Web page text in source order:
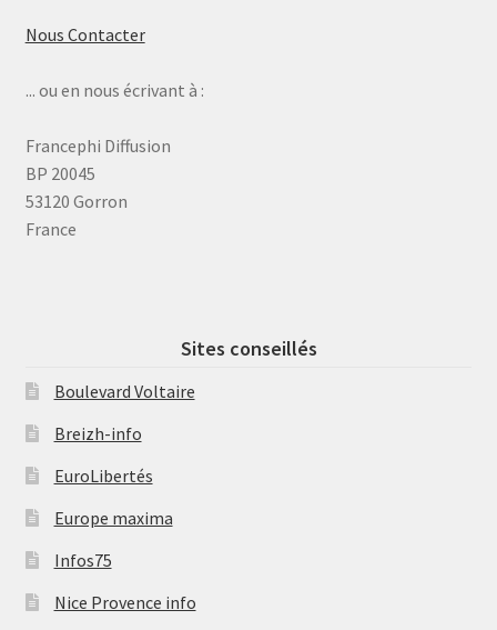
Nous Contacter
... ou en nous écrivant à :
Francephi Diffusion
BP 20045
53120 Gorron
France
Sites conseillés
Boulevard Voltaire
Breizh-info
EuroLibertés
Europe maxima
Infos75
Nice Provence info